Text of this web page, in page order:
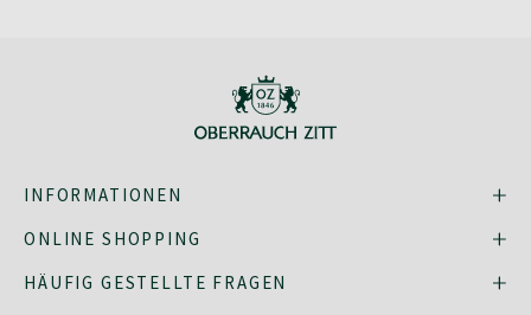
INFORMATIONEN
ONLINE SHOPPING
HÄUFIG GESTELLTE FRAGEN